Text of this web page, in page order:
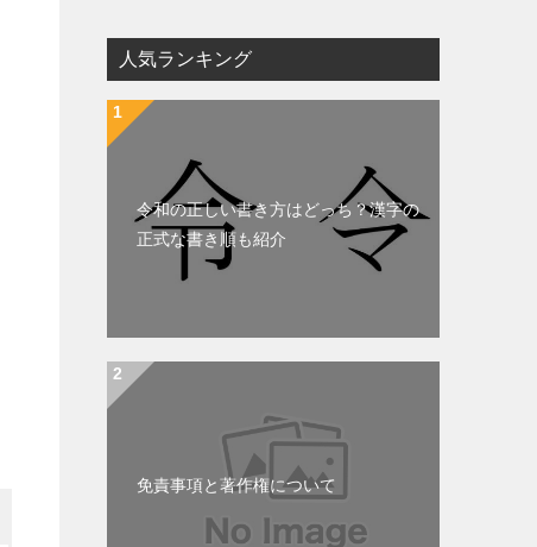
人気ランキング
令和の正しい書き方はどっち？漢字の
正式な書き順も紹介
免責事項と著作権について